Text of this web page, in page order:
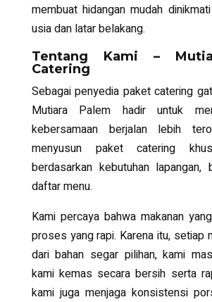
membuat hidangan mudah
usia dan latar belakang.
Tentang Kami –
Catering
Sebagai penyedia paket catering
Mutiara Palem hadir untuk
kebersamaan berjalan lebih
menyusun paket catering
berdasarkan kebutuhan lapangan,
daftar menu.
Kami percaya bahwa makanan
proses yang rapi. Karena itu, setiap
dari bahan segar pilihan, kami
kami kemas secara bersih serta
kami juga menjaga konsistensi